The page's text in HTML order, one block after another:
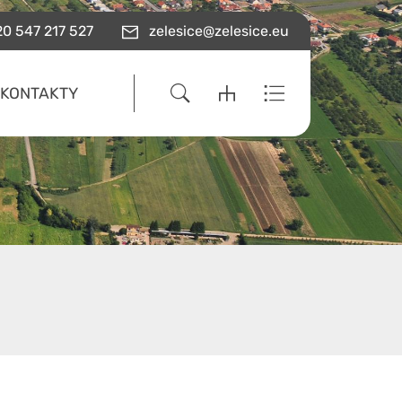
547 217 527 zelesice@zelesice.eu
KONTAKTY